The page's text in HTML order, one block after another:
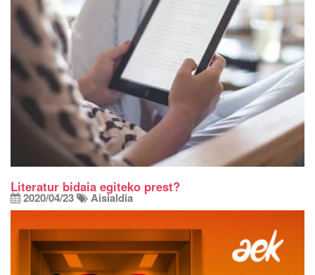
Literatur bidaia egiteko prest?
2020/04/23 Aisialdia